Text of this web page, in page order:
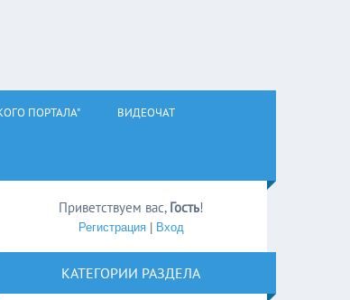
ПОРТАЛА" ВИДЕОЧАТ
Приветствуем вас, Гость!
Регистрация| Вход
КАТЕГОРИИ РАЗДЕЛА